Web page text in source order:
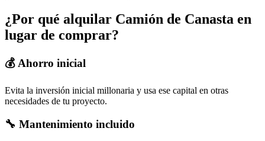
¿Por qué alquilar Camión de Canasta en
lugar de comprar?
💰 Ahorro inicial
Evita la inversión inicial millonaria y usa ese capital en otras
necesidades de tu proyecto.
🔧 Mantenimiento incluido